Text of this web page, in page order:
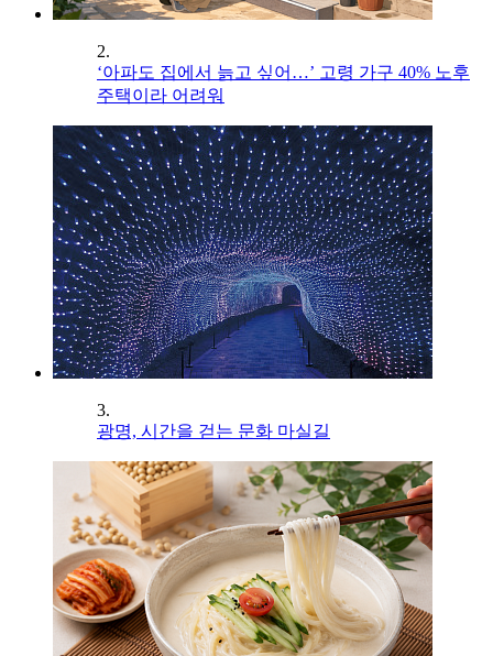
2.
‘아파도 집에서 늙고 싶어…’ 고령 가구 40% 노후
주택이라 어려워
3.
광명, 시간을 걷는 문화 마실길